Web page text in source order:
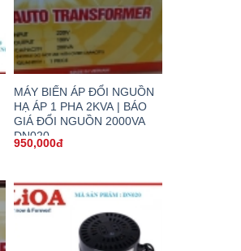
MÁY BIẾN ÁP ĐỔI NGUỒN
HẠ ÁP 1 PHA 2KVA | BÁO
GIÁ ĐỔI NGUỒN 2000VA
DN020
950,000đ